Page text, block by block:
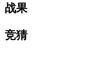
战果
竞猜